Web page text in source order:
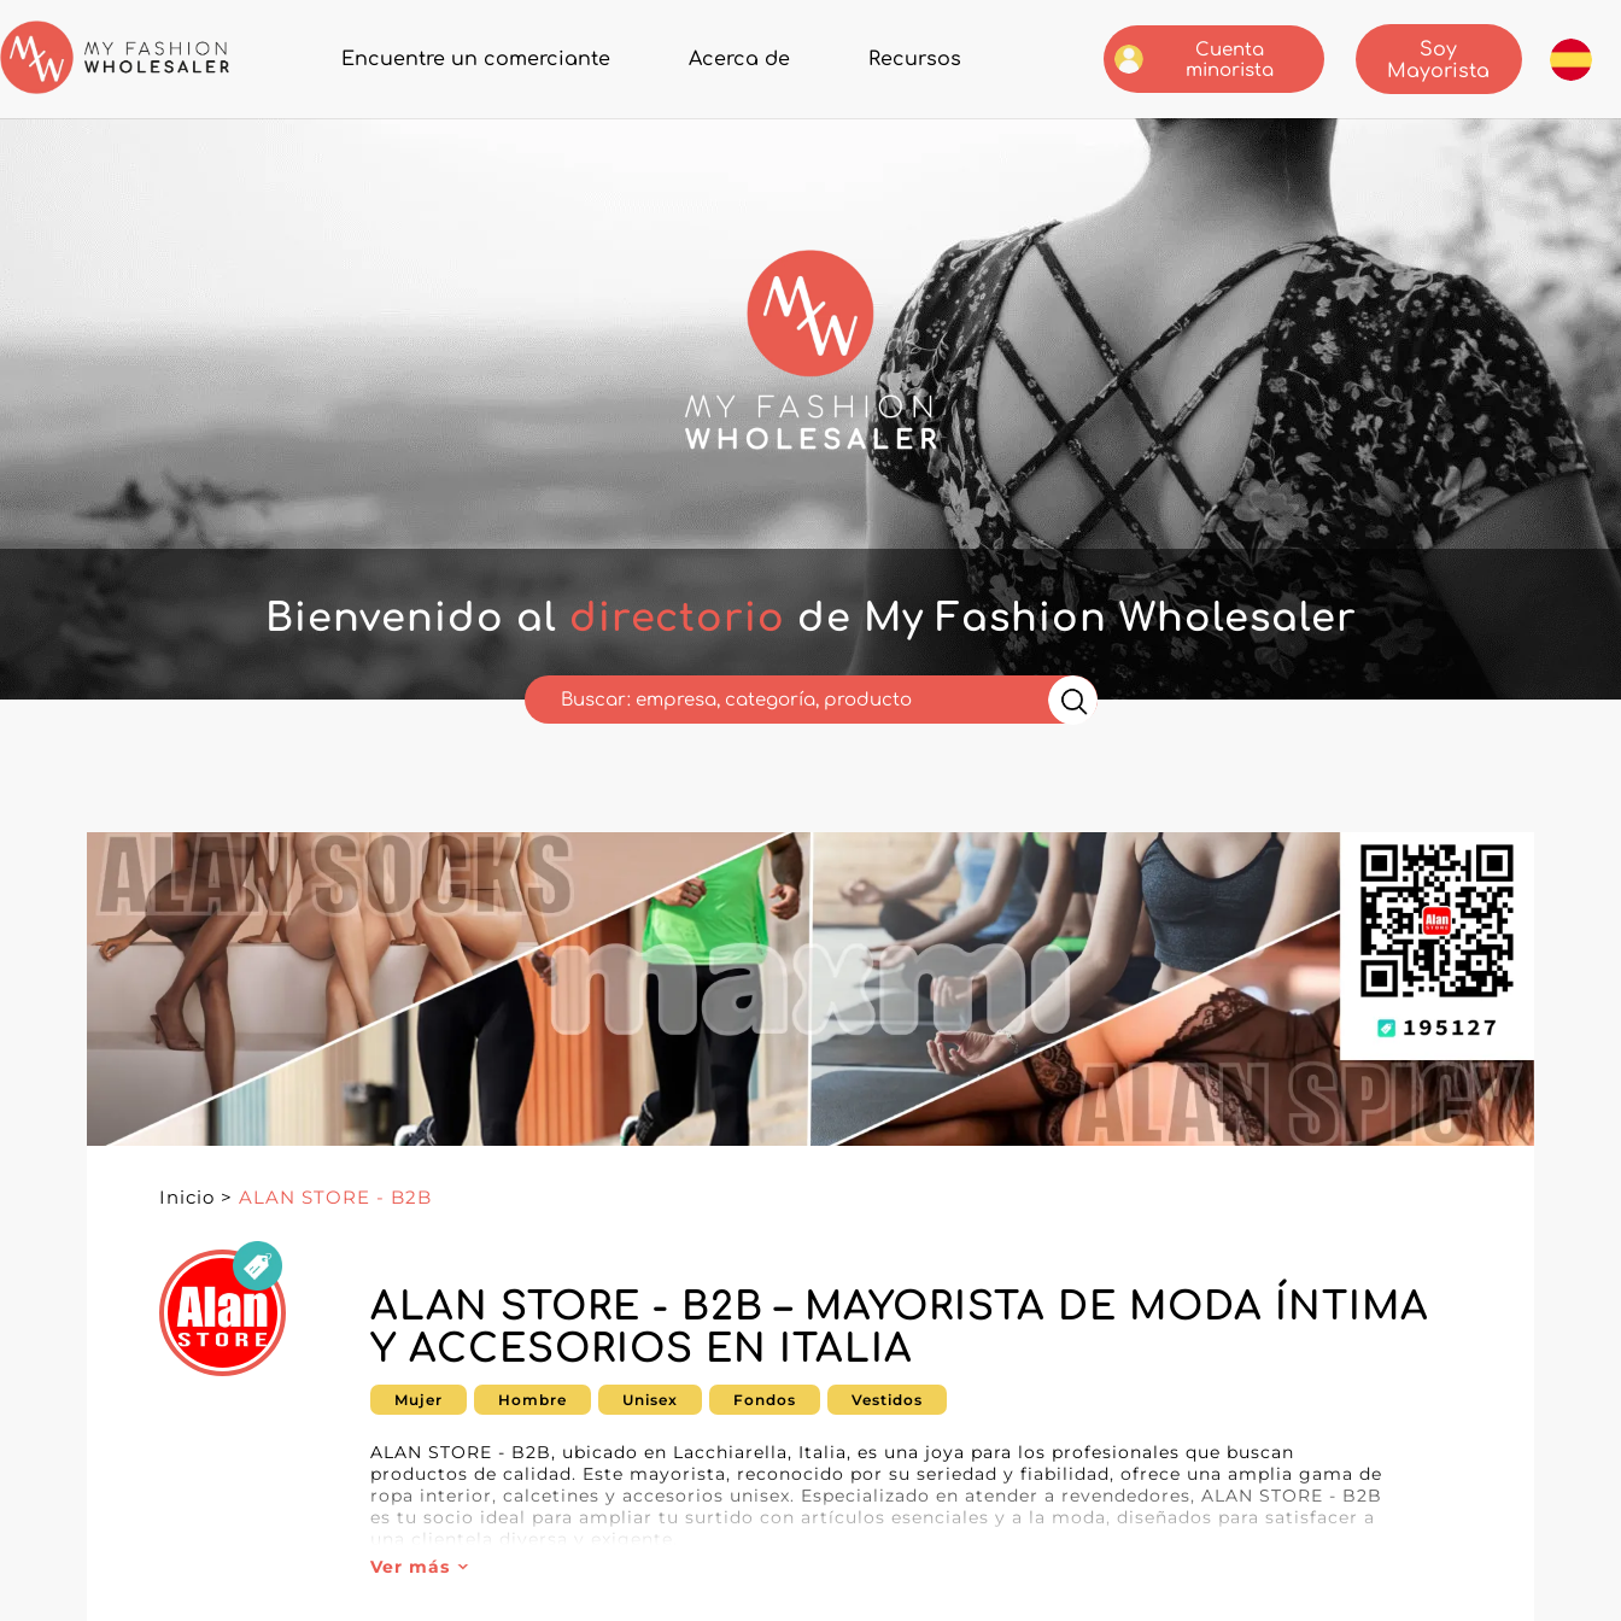
Encuentre un comerciante Acerca de Recursos
Cuenta
minorista
Soy
Mayorista
Bienvenido al directorio de My Fashion Wholesaler
Inicio > ALAN STORE - B2B
ALAN STORE - B2B – MAYORISTA DE MODA ÍNTIMA
Y ACCESORIOS EN ITALIA
Mujer Hombre Unisex Fondos Vestidos
ALAN STORE - B2B, ubicado en Lacchiarella, Italia, es una joya para los profesionales que buscan
productos de calidad. Este mayorista, reconocido por su seriedad y fiabilidad, ofrece una amplia gama de
ropa interior, calcetines y accesorios unisex. Especializado en atender a revendedores, ALAN STORE - B2B
es tu socio ideal para ampliar tu surtido con artículos esenciales y a la moda, diseñados para satisfacer a
una clientela diversa y exigente.
Al elegir ALAN STORE - B2B, optas por colecciones que combinan comodidad y estilo, fabricadas con una
Ver más